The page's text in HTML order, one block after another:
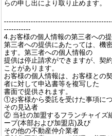
らの申し出により取り止めます。
-----------
4.お客様の個人情報の第三者への
第三者への提供にあたっては、機
ます。第三者への個人情報の
提供は停止請求ができますが、契
ことがあります。
お客様の個人情報は、お客様との
者に対して申込書等を複写した
書面で提供されます。
①お客様から委託を受けた事項に
その見込者
② 当社の加盟するフランチャイズ
ープ(本部および加盟店)及び
その他の不動産仲介業者